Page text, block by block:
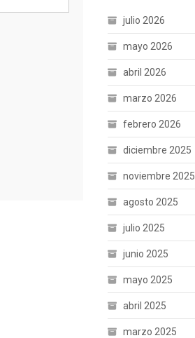
julio 2026
mayo 2026
abril 2026
marzo 2026
febrero 2026
diciembre 2025
noviembre 2025
agosto 2025
julio 2025
junio 2025
mayo 2025
abril 2025
marzo 2025